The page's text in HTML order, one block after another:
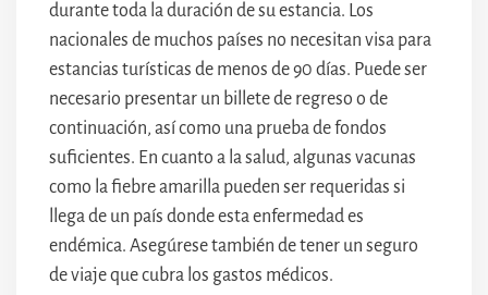
durante toda la duración de su estancia. Los
nacionales de muchos países no necesitan visa para
estancias turísticas de menos de 90 días. Puede ser
necesario presentar un billete de regreso o de
continuación, así como una prueba de fondos
suficientes. En cuanto a la salud, algunas vacunas
como la fiebre amarilla pueden ser requeridas si
llega de un país donde esta enfermedad es
endémica. Asegúrese también de tener un seguro
de viaje que cubra los gastos médicos.